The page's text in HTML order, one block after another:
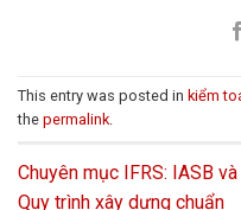
This entry was posted in kiểm
the permalink.
Chuyên mục IFRS: IASB và
Quy trình xây dựng chuẩn